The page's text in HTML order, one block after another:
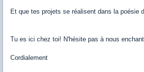
Et que tes projets se réalisent dans la poésie
Tu es ici chez toi! N'hésite pas à nous
Cordialement